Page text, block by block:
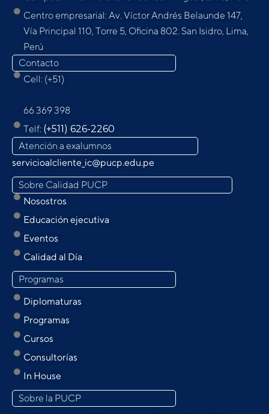
Centro empresarial: Av. Víctor Andrés Belaunde 147,
Vía Principal 110, Torre 5, Oﬁcina 802. San Isidro, Lima,
Perú
Contacto
Cell: (+51)
66 369 398
Telf: (+511) 626-2260
Atención a exalumnos
servicioalcliente_ic@pucp.edu.pe
Sobre Calidad PUCP
Nosostros
Educación ejecutiva
Eventos
Calidad al Día
Programas
Diplomaturas
Programas
Cursos
Consultorías
In House
Sobre la PUCP